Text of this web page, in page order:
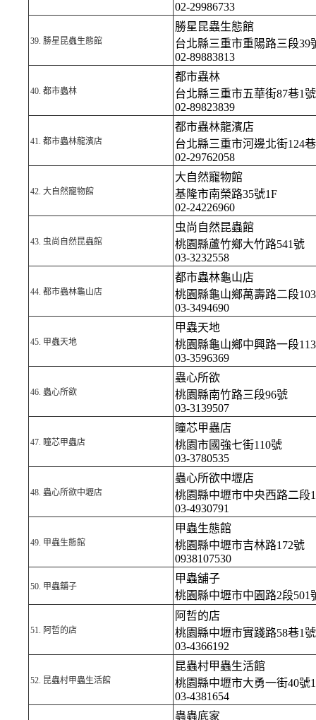
02-29986733
39. 勝星昆蟲生態館
勝星昆蟲生態館
台北縣三重市重陽路三段39
02-89883813
40. 都市蟲林
都市蟲林
台北縣三重市五華街87巷1
02-89823839
41. 都市蟲林龍濱店
都市蟲林龍濱店
台北縣三重市河邊北街124
02-29762058
42. 大自然寵物館
大自然寵物館
基隆市南榮路35號1F
02-24226960
43. 虫尚自然昆蟲館
虫尚自然昆蟲館
桃園縣蘆竹鄉大竹路541號
03-3232558
44. 都市蟲林龜山店
都市蟲林龜山店
桃園縣龜山鄉萬壽路二段
03-3494690
45. 甲蟲天地
甲蟲天地
桃園縣龜山鄉中興路一段
03-3596369
46. 蟲心所欲
蟲心所欲
桃園縣南竹路三段96號
03-3139507
47. 瞳芯甲蟲店
瞳芯甲蟲店
桃園市國強七街110號
03-3780535
48. 蟲心所欲中壢店
蟲心所欲中壢店
桃園縣中壢市中央西路二段
03-4930791
49. 甲蟲生態館
甲蟲生態館
桃園縣中壢市吉林路172號
0938107530
50. 甲蟲舖子
甲蟲舖子
桃園縣中壢市中園路2段501
51. 阿哲的店
阿哲的店
桃園縣中壢市實踐路58巷1號
03-4366192
52. 昆蟲村甲蟲生活館
昆蟲村甲蟲生活館
桃園縣中壢市大勇一街40號
03-4381654
蟲蟲底家